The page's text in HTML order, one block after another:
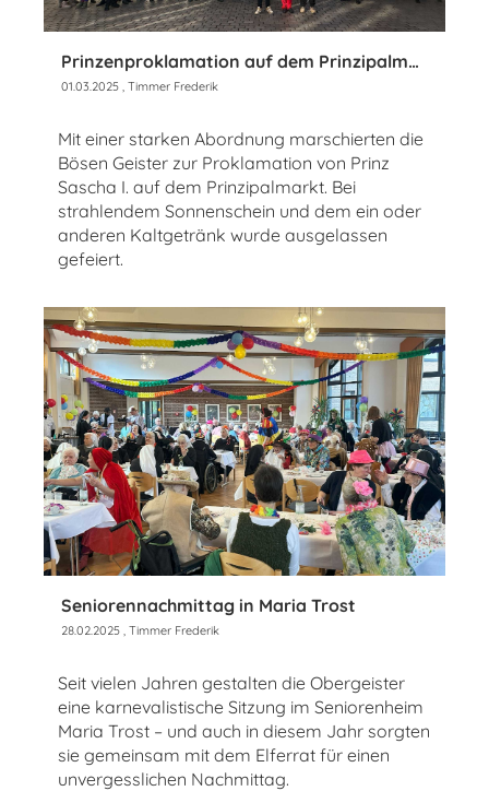
Prinzenproklamation auf dem Prinzipalmarkt
01.03.2025 , Timmer Frederik
Mit einer starken Abordnung marschierten die
Bösen Geister zur Proklamation von Prinz
Sascha I. auf dem Prinzipalmarkt. Bei
strahlendem Sonnenschein und dem ein oder
anderen Kaltgetränk wurde ausgelassen
gefeiert.
Seniorennachmittag in Maria Trost
28.02.2025 , Timmer Frederik
Seit vielen Jahren gestalten die Obergeister
eine karnevalistische Sitzung im Seniorenheim
Maria Trost – und auch in diesem Jahr sorgten
sie gemeinsam mit dem Elferrat für einen
unvergesslichen Nachmittag.